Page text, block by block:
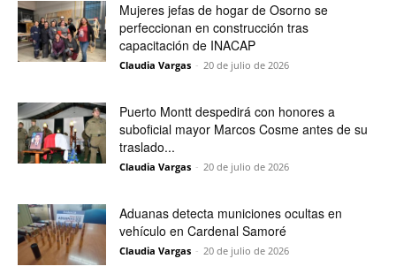
Mujeres jefas de hogar de Osorno se
perfeccionan en construcción tras
capacitación de INACAP
Claudia Vargas - 20 de julio de 2026
Puerto Montt despedirá con honores a
suboficial mayor Marcos Cosme antes de su
traslado...
Claudia Vargas - 20 de julio de 2026
Aduanas detecta municiones ocultas en
vehículo en Cardenal Samoré
Claudia Vargas - 20 de julio de 2026